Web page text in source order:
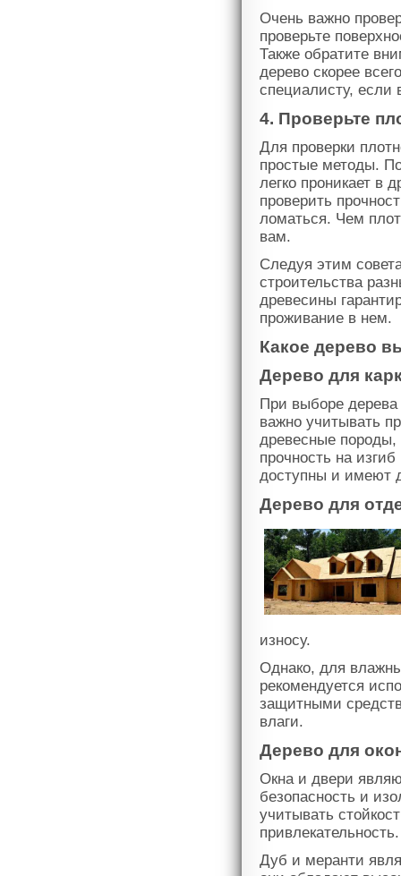
Очень важно
проверьте
Также обратите
дерево скорее
специалисту, если
4. Проверьте
Для проверки
простые методы.
легко проникает в
проверить
ломаться. Чем
вам.
Следуя этим
строительства
древесины
проживание в нем.
Какое дерево
Дерево для
При выборе дерева
важно учитывать
древесные породы,
прочность на
доступны и имеют
Дерево для
износу.
Однако, для
рекомендуется
защитными
влаги.
Дерево для
Окна и двери
безопасность и
учитывать
привлекательность.
Дуб и меранти